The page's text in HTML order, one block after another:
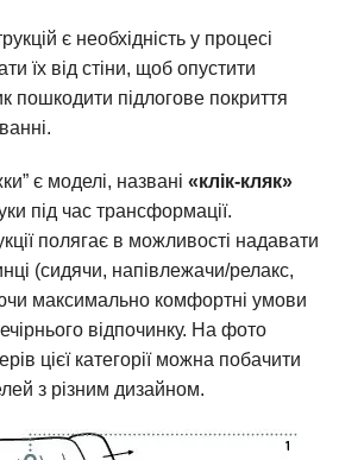
є необхідність у процесі
їх від стіни, щоб опустити
пошкодити підлогове покриття
є моделі, названі «клік-кляк»
під час трансформації.
полягає в можливості надавати
(сидячи, напівлежачи/релакс,
максимально комфортні умови
відпочинку. На фото
цієї категорії можна побачити
з різним дизайном.